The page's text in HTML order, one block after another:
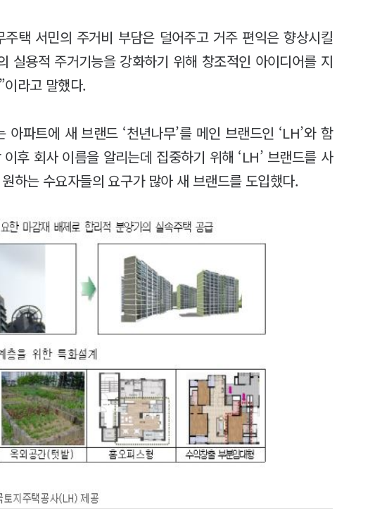
택 서민의 주거비 부담은 덜어주고 거주 편익은 향상시킬
실용적 주거기능을 강화하기 위해 창조적인 아이디어를 지
라고 말했다.
파트에 새 브랜드 ‘천년나무’를 메인 브랜드인 ‘LH’와 함
후 회사 이름을 알리는데 집중하기 위해 ‘LH’ 브랜드를 사
하는 수요자들의 요구가 많아 새 브랜드를 도입했다.